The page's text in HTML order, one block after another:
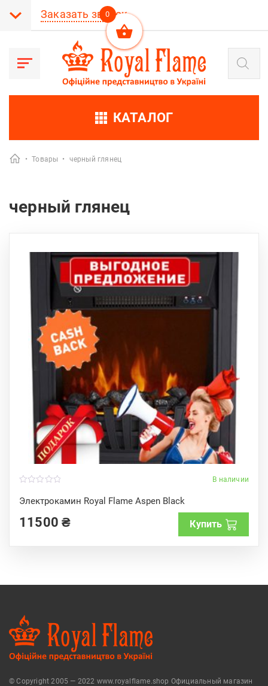
Заказать звонок
Поиск
товаров
КАТАЛОГ
• Товары • черный глянец
черный глянец
В наличии
Электрокамин Royal Flame Aspen Black
o
u
o
11500₴ Купить
© Copyright 2005 — 2022 www.royalflame.shop Официальный магазин
0